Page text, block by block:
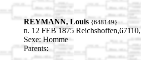
REYMANN, Louis {648149}
n. 12 FEB 1875
Sexe: Homme
Parents: